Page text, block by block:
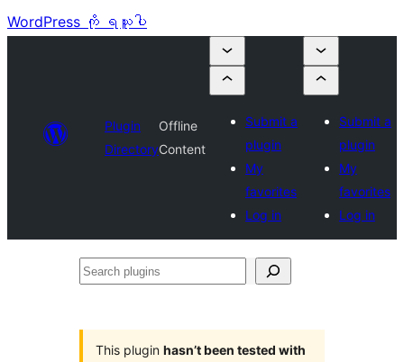
WordPress ကို ရယူပါ
Plugin
Directory
Offline
Content
Submit a
plugin
My
favorites
Log in
Submit a
plugin
My
favorites
Log in
Search
This plugin hasn’t been tested with